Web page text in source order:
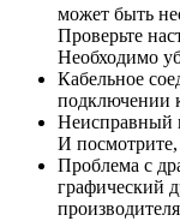
может быть
Проверьте
Необходимо
Кабельное
подключении
Неисправный
И
Проблема с
графический